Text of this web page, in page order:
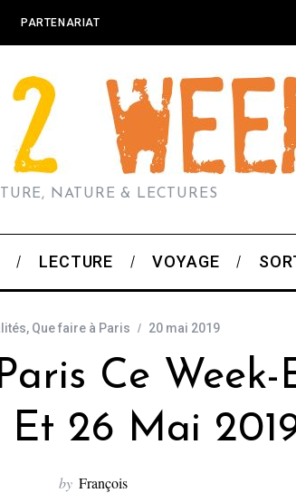
PARTENARIAT
NATURE & LECTURES
LECTURE VOYAGE
, Que faire à Paris 20 mai 2019
Ce Week-
Et 26 Mai
by François